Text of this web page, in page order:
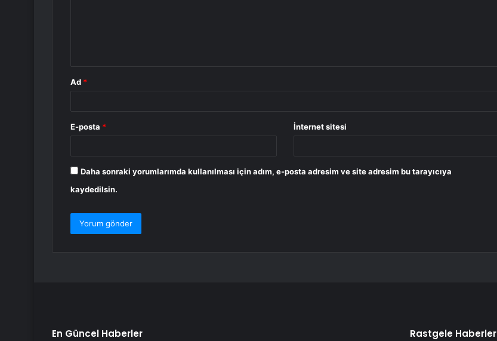
Ad *
E-posta * İnternet sitesi
Daha sonraki yorumlarımda kullanılması için adım, e-posta adresim ve site adresim bu tarayıcıya
kaydedilsin.
En Güncel Haberler Rastgele Haberler